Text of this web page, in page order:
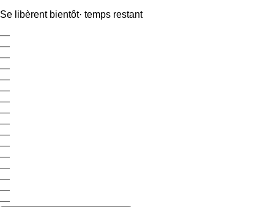
Se libèrent bientôt· temps restant
—
—
—
—
—
—
—
—
—
—
—
—
—
—
—
—